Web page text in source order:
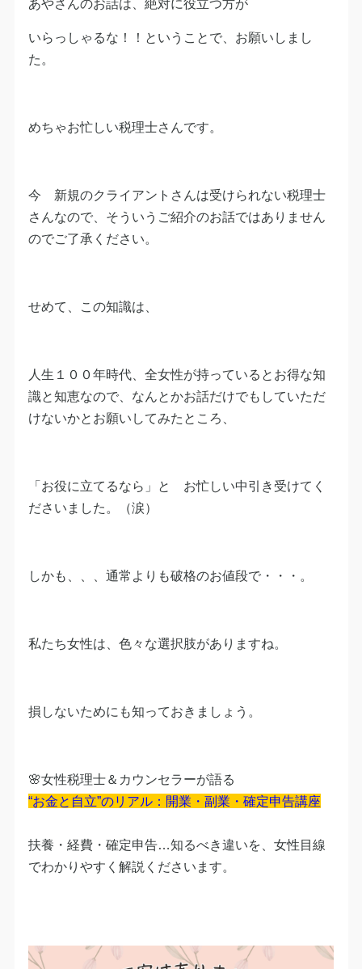
あやさんのお話は、絶対に役立つ方が
いらっしゃるな！！ということで、お願いしまし
た。
めちゃお忙しい税理士さんです。
今 新規のクライアントさんは受けられない税理士
さんなので、そういうご紹介のお話ではありません
のでご了承ください。
せめて、この知識は、
人生１００年時代、全女性が持っているとお得な知
識と知恵なので、なんとかお話だけでもしていただ
けないかとお願いしてみたところ、
「お役に立てるなら」と お忙しい中引き受けてく
ださいました。（涙）
しかも、、、通常よりも破格のお値段で・・・。
私たち女性は、色々な選択肢がありますね。
損しないためにも知っておきましょう。
🌸女性税理士＆カウンセラーが語る
“お金と自立”のリアル：開業・副業・確定申告講座
扶養・経費・確定申告…知るべき違いを、女性目線
でわかりやすく解説くださいます。